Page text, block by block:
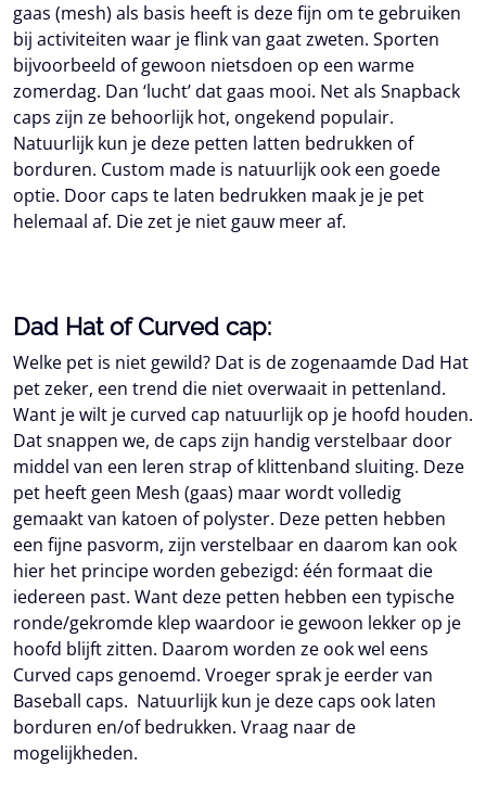
gaas (mesh) als basis heeft is deze fijn om te gebruiken
bij activiteiten waar je flink van gaat zweten. Sporten
bijvoorbeeld of gewoon nietsdoen op een warme
zomerdag. Dan ‘lucht’ dat gaas mooi. Net als Snapback
caps zijn ze behoorlijk hot, ongekend populair.
Natuurlijk kun je deze petten latten bedrukken of
borduren. Custom made is natuurlijk ook een goede
optie. Door caps te laten bedrukken maak je je pet
helemaal af. Die zet je niet gauw meer af.
Dad Hat of Curved cap:
Welke pet is niet gewild? Dat is de zogenaamde Dad Hat
pet zeker, een trend die niet overwaait in pettenland.
Want je wilt je curved cap natuurlijk op je hoofd houden.
Dat snappen we, de caps zijn handig verstelbaar door
middel van een leren strap of klittenband sluiting. Deze
pet heeft geen Mesh (gaas) maar wordt volledig
gemaakt van katoen of polyster. Deze petten hebben
een fijne pasvorm, zijn verstelbaar en daarom kan ook
hier het principe worden gebezigd: één formaat die
iedereen past. Want deze petten hebben een typische
ronde/gekromde klep waardoor ie gewoon lekker op je
hoofd blijft zitten. Daarom worden ze ook wel eens
Curved caps genoemd. Vroeger sprak je eerder van
Baseball caps. Natuurlijk kun je deze caps ook laten
borduren en/of bedrukken. Vraag naar de
mogelijkheden.